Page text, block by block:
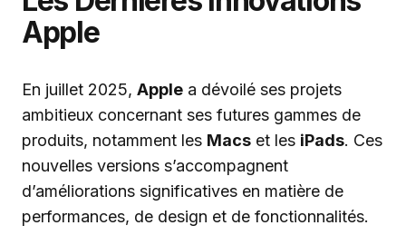
Apple
En juillet 2025, Apple a dévoilé ses projets
ambitieux concernant ses futures gammes de
produits, notamment les Macs et les iPads. Ces
nouvelles versions s’accompagnent
d’améliorations significatives en matière de
performances, de design et de fonctionnalités.